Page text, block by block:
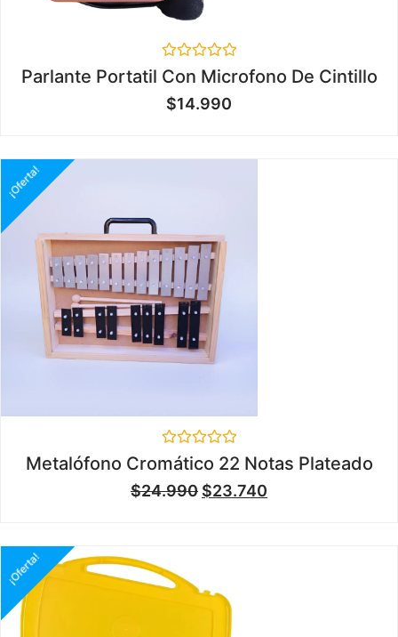
Valorado
en
0
de
Parlante Portatil Con Microfono De Cintillo
$14.990
¡Oferta!
Valorado
en
0
de
Metalófono Cromático 22 Notas Plateado
$24.990 $23.740
¡Oferta!